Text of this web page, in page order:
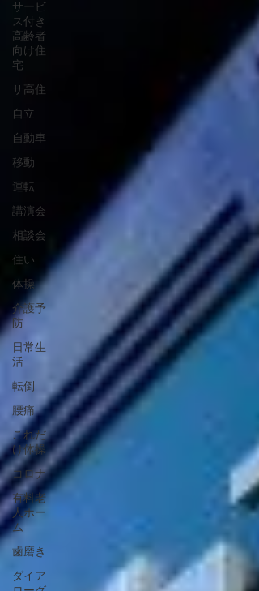
サービ
ス付き
高齢者
向け住
宅
サ高住
自立
自動車
移動
運転
講演会
相談会
住い
体操
介護予
防
日常生
活
転倒
腰痛
これだ
け体操
コロナ
有料老
人ホー
ム
歯磨き
ダイア